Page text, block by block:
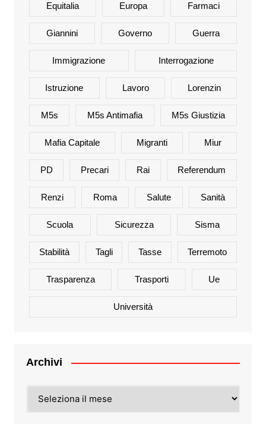
Equitalia Europa Farmaci
Giannini Governo Guerra
Immigrazione Interrogazione
Istruzione Lavoro Lorenzin
M5s M5s Antimafia M5s Giustizia
Mafia Capitale Migranti Miur
PD Precari Rai Referendum
Renzi Roma Salute Sanità
Scuola Sicurezza Sisma
Stabilità Tagli Tasse Terremoto
Trasparenza Trasporti Ue
Università
Archivi